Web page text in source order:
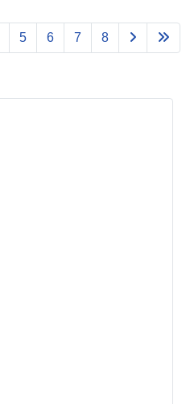
5 6 7 8